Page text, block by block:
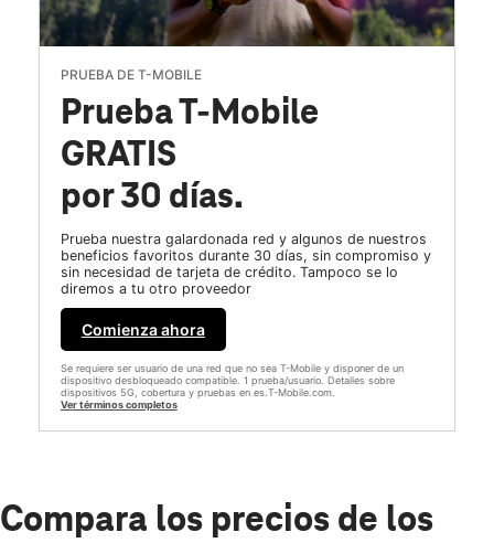
PRUEBA DE T-MOBILE
Prueba T-Mobile
GRATIS
por 30 días.
Prueba nuestra galardonada red y algunos de nuestros
beneficios favoritos durante 30 días, sin compromiso y
sin necesidad de tarjeta de crédito. Tampoco se lo
diremos a tu otro proveedor
Comienza ahora
Se requiere ser usuario de una red que no sea T-Mobile y disponer de un
dispositivo desbloqueado compatible. 1 prueba/usuario. Detalles sobre
dispositivos 5G, cobertura y pruebas en es.T-Mobile.com.
Ver términos completos
Compara los precios de los